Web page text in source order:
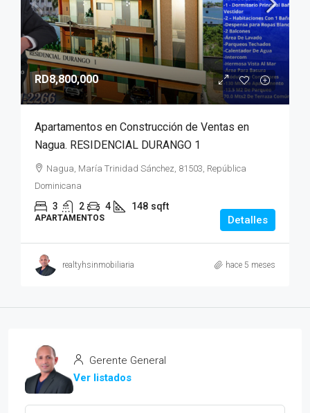
RD8,800,000
Apartamentos en Construcción de Ventas en
Nagua. RESIDENCIAL DURANGO 1
Nagua, María Trinidad Sánchez, 81503, República
Dominicana
3 2 4 148 sqft
APARTAMENTOS Detalles
realtyhsinmobiliaria hace 5 meses
Gerente General
Ver listados